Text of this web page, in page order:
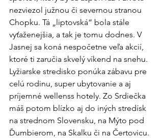
nezviezol južnou či severnou stranou
Chopku. Tá „liptovská“ bola stále
vyťaženejšia, a tak je tomu dodnes. V
Jasnej sa koná nespočetne veľa akcií,
ktoré ti zaručia skvelý víkend na snehu.
Lyžiarske stredisko ponúka zábavu pre
celú rodinu, super ubytovanie a aj
príjemné wellenss hotely. Zo Srdiečka
máš potom blízko aj do iných stredísk
na strednom Slovensku, na Mýto pod
Ďumbierom, na Skalku či na Čertovicu.